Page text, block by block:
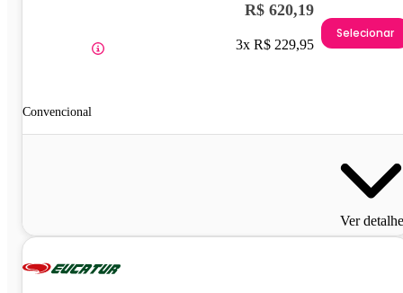
Convencional
R$ 620,19
3x R$ 229,95
Selecionar
Ver